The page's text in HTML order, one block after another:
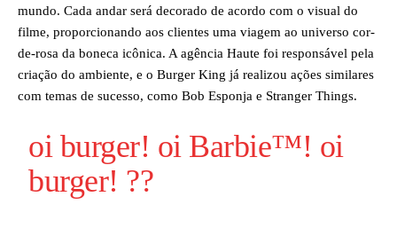
mundo. Cada andar será decorado de acordo com o visual do
filme, proporcionando aos clientes uma viagem ao universo cor-
de-rosa da boneca icônica. A agência Haute foi responsável pela
criação do ambiente, e o Burger King já realizou ações similares
com temas de sucesso, como Bob Esponja e Stranger Things.
oi burger! oi Barbie™️! oi
burger! ??